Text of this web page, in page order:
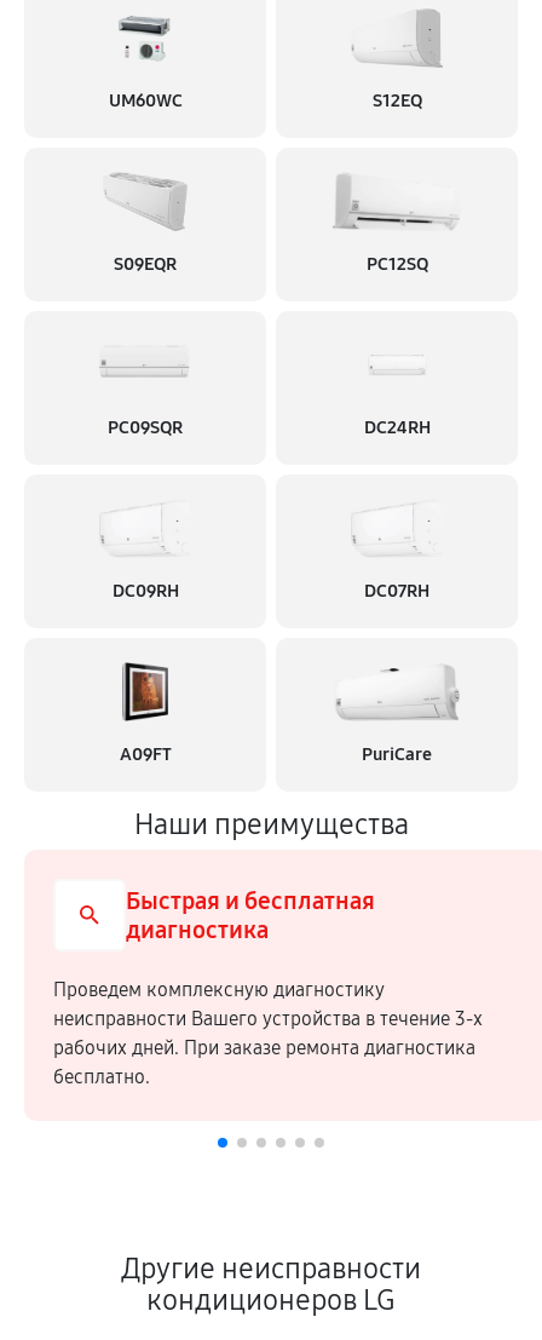
UM60WC S12EQ
S09EQR PC12SQ
PC09SQR DC24RH
DC09RH DC07RH
A09FT PuriCare
Наши преимущества
Быстрая и бесплатная
диагностика
Проведем комплексную диагностику
неисправности Вашего устройства в течение 3-х
рабочих дней. При заказе ремонта диагностика
бесплатно.
Другие неисправности
кондиционеров LG